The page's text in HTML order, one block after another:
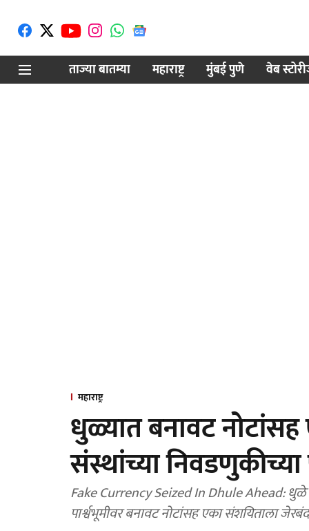
ताज्या बातम्या महाराष्ट्र मुंबई पुणे वेब
महाराष्ट्र
धुळ्यात बनावट
संस्थांच्या
Fake Currency Seized In Dhule Ahead: धुळे
पार्श्वभूमीवर बनावट नोटांसह एका संशयिताला